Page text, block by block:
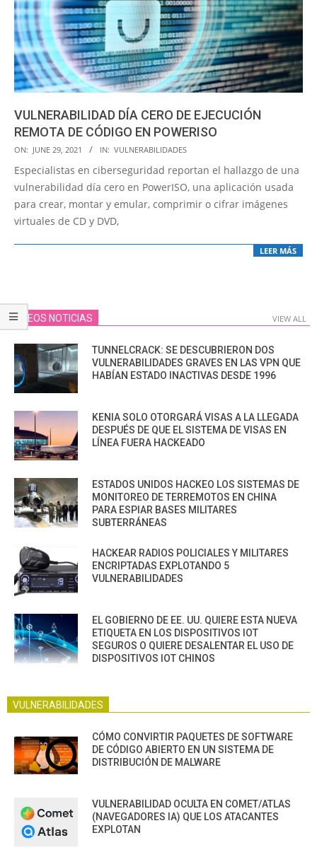
VULNERABILIDAD DÍA CERO DE EJECUCIÓN
REMOTA DE CÓDIGO EN POWERISO
2021-
06-
29
ON: JUNE 29, 2021 IN: VULNERABILIDADES
Especialistas en ciberseguridad reportan el hallazgo de una
vulnerabilidad día cero en PowerISO, una aplicación usada
para crear, montar y emular, comprimir o cifrar imágenes
virtuales de CD y DVD,
LEER MÁS
VIDEOS NOTICIAS VIEW ALL
TUNNELCRACK: SE DESCUBRIERON DOS
VULNERABILIDADES GRAVES EN LAS VPN QUE
HABÍAN ESTADO INACTIVAS DESDE 1996
KENIA SOLO OTORGARÁ VISAS A LA LLEGADA
DESPUÉS DE QUE EL SISTEMA DE VISAS EN
LÍNEA FUERA HACKEADO
ESTADOS UNIDOS HACKEO LOS SISTEMAS DE
MONITOREO DE TERREMOTOS EN CHINA
PARA ESPIAR BASES MILITARES
SUBTERRÁNEAS
HACKEAR RADIOS POLICIALES Y MILITARES
ENCRIPTADAS EXPLOTANDO 5
VULNERABILIDADES
EL GOBIERNO DE EE. UU. QUIERE ESTA NUEVA
ETIQUETA EN LOS DISPOSITIVOS IOT
SEGUROS O QUIERE DESALENTAR EL USO DE
DISPOSITIVOS IOT CHINOS
VULNERABILIDADES
CÓMO CONVIRTIR PAQUETES DE SOFTWARE
DE CÓDIGO ABIERTO EN UN SISTEMA DE
DISTRIBUCIÓN DE MALWARE
VULNERABILIDAD OCULTA EN COMET/ATLAS
(NAVEGADORES IA) QUE LOS ATACANTES
EXPLOTAN